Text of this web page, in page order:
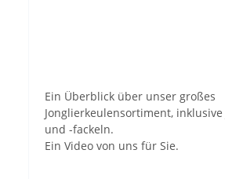
Ein Überblick über unser großes
Jonglierkeulensortiment,
und -fackeln.
Ein Video von uns für Sie.